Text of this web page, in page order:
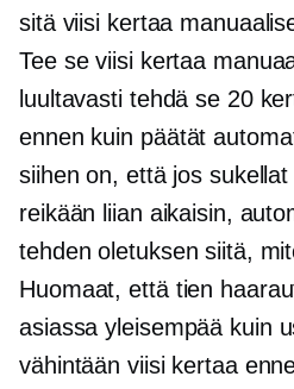
sitä viisi kertaa
Tee se viisi kertaa
luultavasti tehdä se 20
ennen kuin päätät
siihen on, että jos
reikään liian aikaisin,
tehden oletuksen siitä,
Huomaat, että tien
asiassa yleisempää kuin
vähintään viisi kertaa